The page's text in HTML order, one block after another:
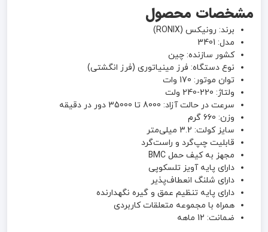
مشخصات محصول
برند: رونیکس (RONIX)
مدل: 3401
کشور سازنده: چین
نوع دستگاه: فرز مینیاتوری (فرز انگشتی)
توان موتور: 170 وات
ولتاژ: 220-240 ولت
سرعت در حالت آزاد: 8000 تا 35000 دور در دقیقه
وزن: 660 گرم
سایز کولت: 3.2 میلی‌متر
قابلیت چپ‌گرد و راست‌گرد
مجهز به کیف حمل BMC
دارای پایه آویز تلسکوپی
دارای شلنگ انعطاف‌پذیر
دارای پایه تنظیم عمق و گیره نگهدارنده
همراه با مجموعه متعلقات کاربردی
ضمانت: 12 ماهه